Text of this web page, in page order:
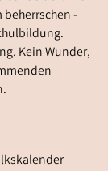
-
Kein Wunder,